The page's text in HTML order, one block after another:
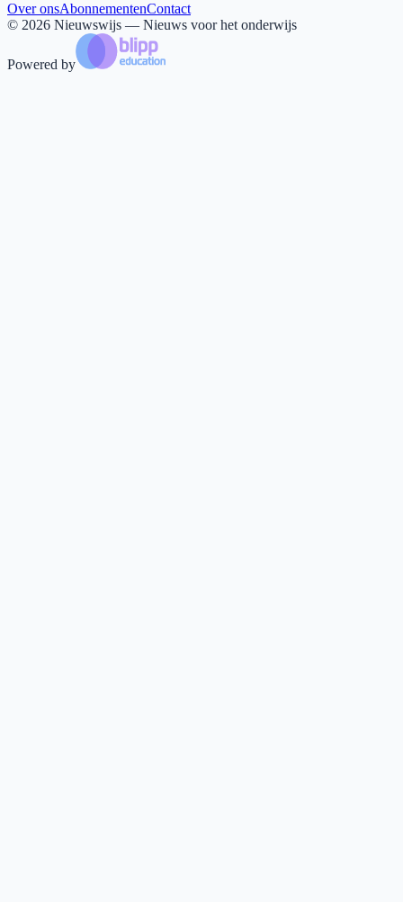
Over onsAbonnementenContact
© 2026 Nieuwswijs — Nieuws voor het onderwijs
Powered by